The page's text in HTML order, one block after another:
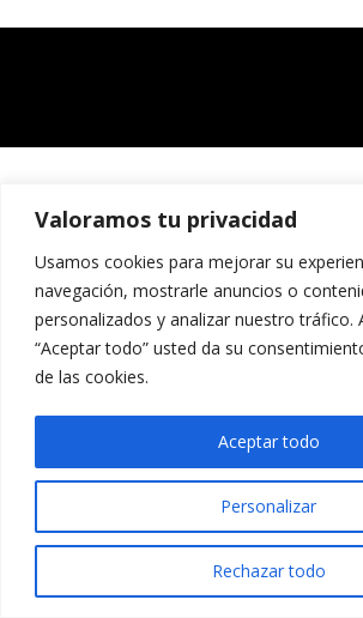
Valoramos tu privacidad
Usamos cookies para mejorar su
navegación, mostrarle anuncios o
personalizados y analizar nuestro tráfico.
“Aceptar todo” usted da su
de las cookies.
Personalizar
Rechazar todo
Aceptar todo